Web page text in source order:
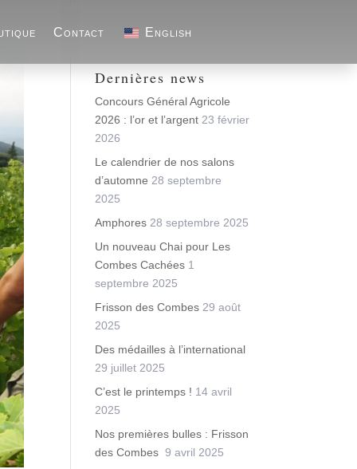
Contact English
Dernières news
Concours Général Agricole
2026 : l’or et l’argent 23 février
2026
Le calendrier de nos salons
d’automne 28 septembre
2025
Amphores 28 septembre 2025
Un nouveau Chai pour Les
Combes Cachées 1
septembre 2025
Frisson des Combes 29 août
2025
Des médailles à l’international
29 juillet 2025
C’est le printemps ! 14 avril
2025
Nos premières bulles : Frisson
des Combes 9 avril 2025